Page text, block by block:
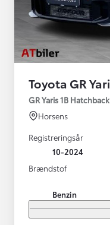
Toyota GR
GR Yaris 1B
Horsens
Registreringsår
10-2024
Brændstof
Benzin